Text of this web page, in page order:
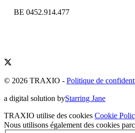
BE 0452.914.477
© 2026 TRAXIO - Politique de
a digital solution byStarring Jane
TRAXIO utilise des cookies Cookie
Nous utilisons également des cookies